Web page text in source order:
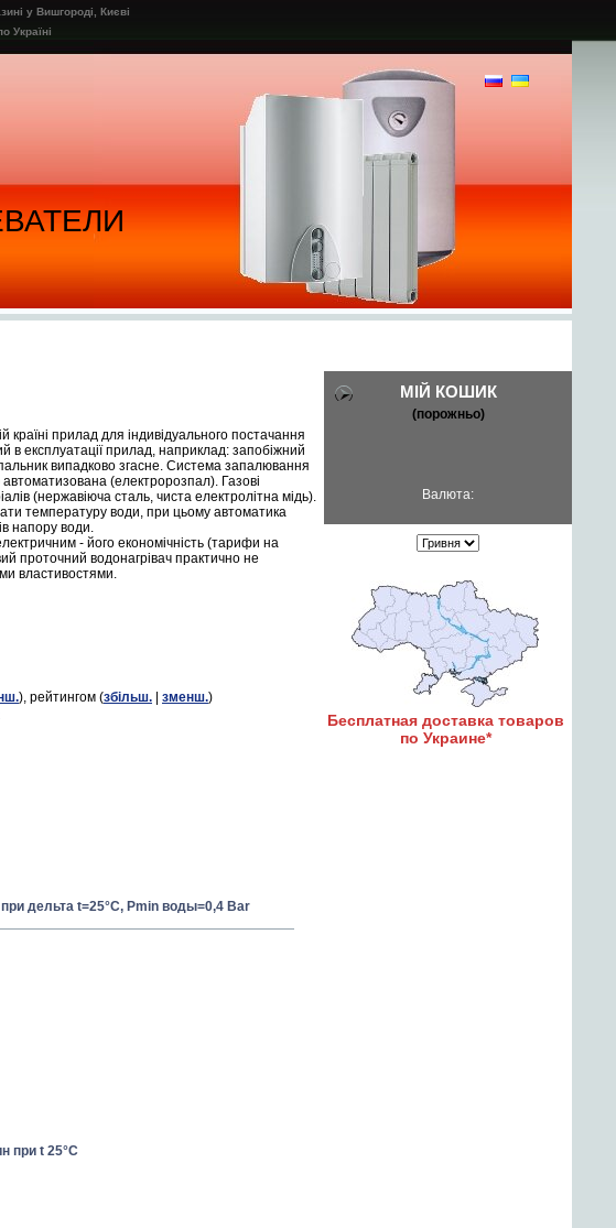
у Вишгороді, Києві
Україні
країні прилад для індивідуального постачання
в експлуатації прилад, наприклад: запобіжний
випадково згасне. Система запалювання
(електророзпал). Газові
(нержавіюча сталь, чиста електролітна мідь).
температуру води, при цьому автоматика
напору води.
- його економічність (тарифи на
проточний водонагрівач практично не
властивостями.
), рейтингом (збільш. зменш.)
дельта t=25°C, Pmin воды=0,4 Bar
при t 25°С
МІЙ КОШИК
(порожньо)
Валюта:
Бесплатная доставка товаров
по Украине*